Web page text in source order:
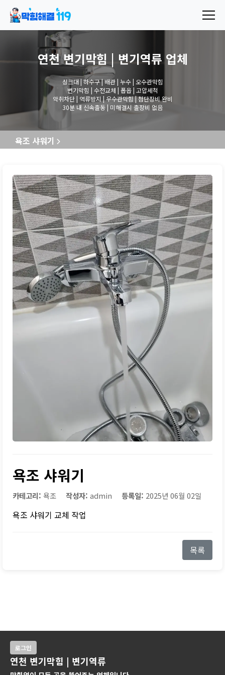
연천 변기막힘 | 변기역류 업체
싱크대 | 하수구 | 배관 | 누수 | 오수관막힘
변기막힘 | 수전교체 | 폽옵 | 고압세척
악취차단 | 역류방지 | 우수관막힘 | 첨단장비 완비
30분 내 신속출동 | 미해결시 출장비 없음
욕조 샤워기
욕조 샤워기
카테고리: 욕조 작성자: admin 등록일: 2025년 06월 02일
욕조 샤워기 교체 작업
목록
로그인
연천 변기막힘 | 변기역류